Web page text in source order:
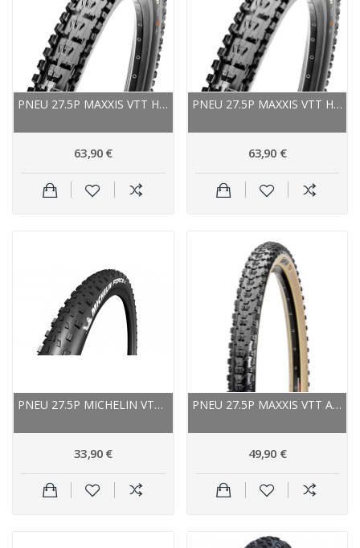
PNEU 27.5P MAXXIS VTT HIGH ROLLER II TUBELESS...
63,90 €
PNEU 27.5P MAXXIS VTT HIGH ROLLER II TUBELESS...
63,90 €
PNEU 27.5P MICHELIN VTT FORCE XC TL...
33,90 €
PNEU 27.5P MAXXIS VTT ARDENT EXO TR SKINWALL...
49,90 €